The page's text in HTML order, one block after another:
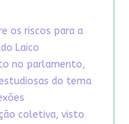
os riscos para a
Laico
no parlamento,
do tema
coletiva, visto